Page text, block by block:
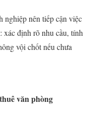
nghiệp nên tiếp cận việc
xác định rõ nhu cầu, tính
vội chốt nếu chưa
văn phòng